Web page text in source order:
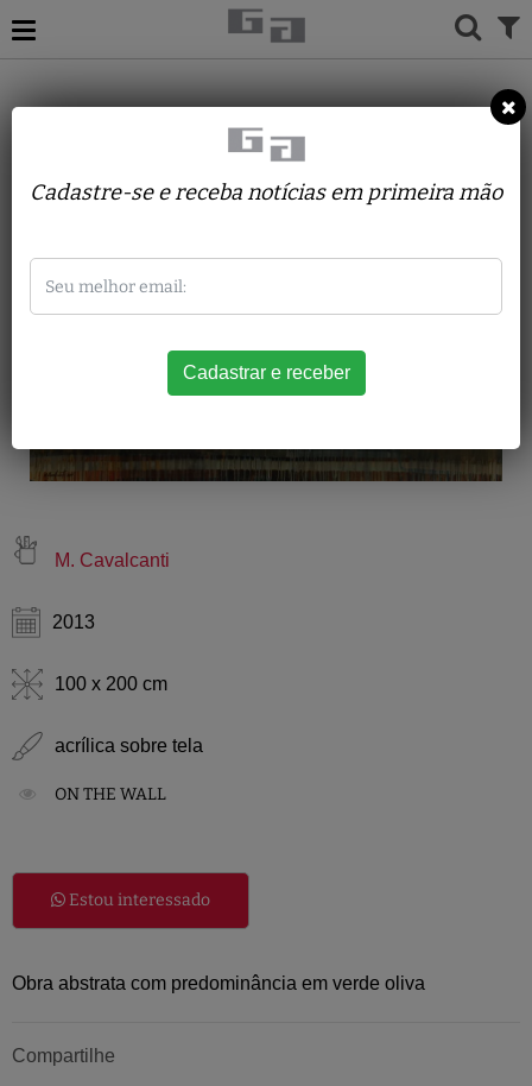
M. CAVALCANTI
Sem Título
M. Cavalcanti
2013
100 x 200 cm
acrílica sobre tela
ON THE WALL
Estou interessado
Obra abstrata com predominância em verde oliva
Compartilhe
Cadastre-se e receba notícias em primeira mão